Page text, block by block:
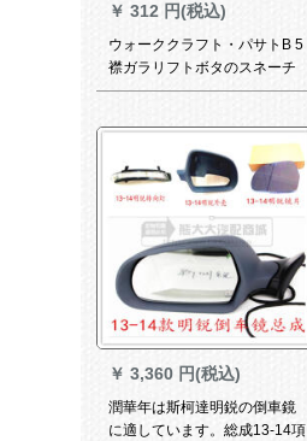
￥ 312 円(税込)
ウォーククラフト・パサトB 5
襟ガラリフトボタのスネーチ
分野のガラスの前ボタのアク
を押さえつけました。
￥ 3,360 円(税込)
潤華年は斯柯達明鋭の倒車鏡
に適しています。総成13-14項